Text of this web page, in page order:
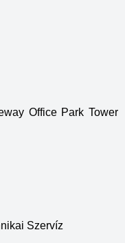
Office Park Tower
Szervíz